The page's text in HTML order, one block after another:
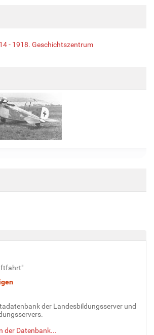
- 1918. Geschichtszentrum
der Landesbildungsserver und
der Datenbank...